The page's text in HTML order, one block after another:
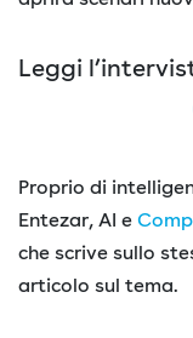
Leggi
Proprio di
Entezar, AI e
che scrive sullo
articolo sul tema.